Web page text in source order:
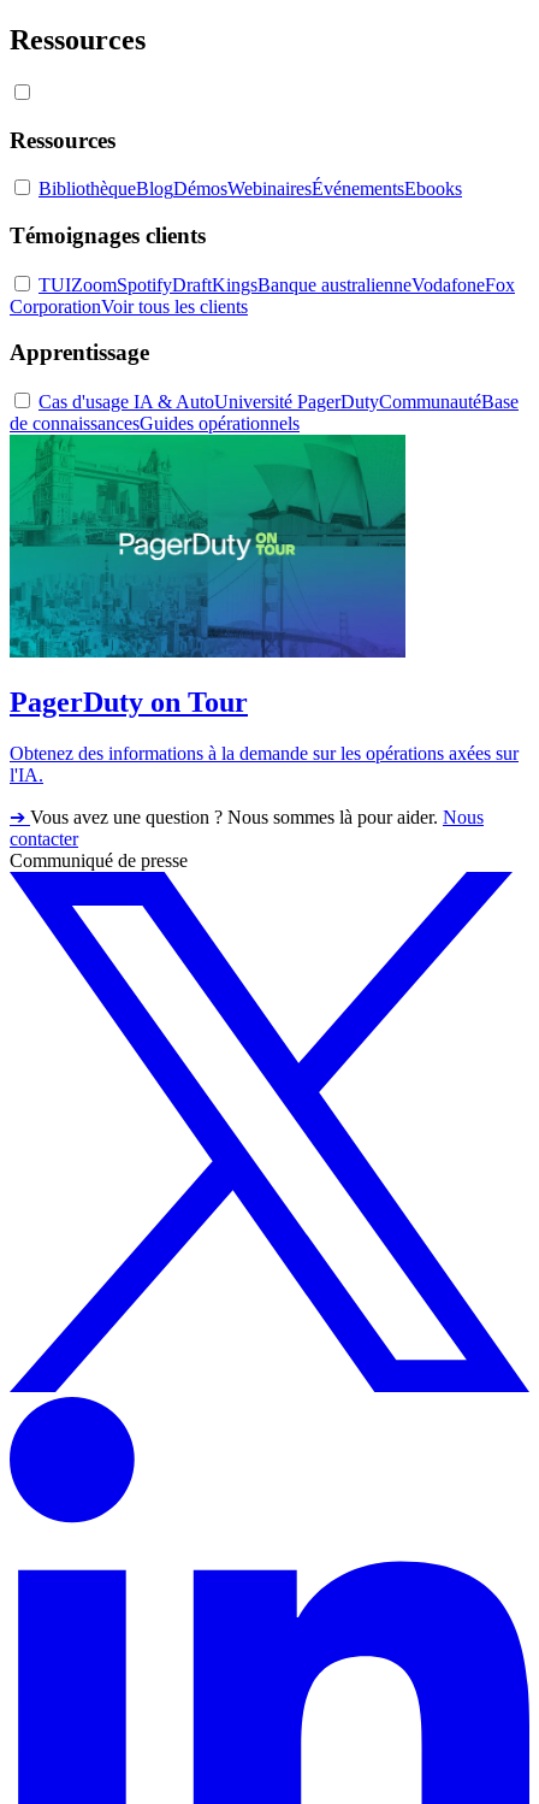
Ressources
Ressources
BibliothèqueBlogDémosWebinairesÉvénementsEbooks
Témoignages clients
TUIZoomSpotifyDraftKingsBanque australienneVodafoneFox
CorporationVoir tous les clients
Apprentissage
Cas d'usage IA & AutoUniversité PagerDutyCommunautéBase
de connaissancesGuides opérationnels
PagerDuty on Tour
Obtenez des informations à la demande sur les opérations axées sur
l'IA.
➔ Vous avez une question ? Nous sommes là pour aider. Nous
contacter
Communiqué de presse